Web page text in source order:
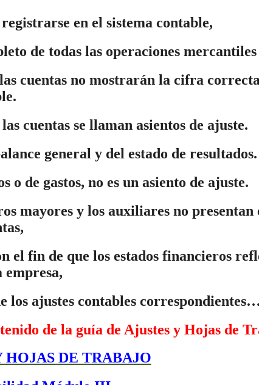
en el sistema contable,
de todas las operaciones
cuentas no mostrarán la cifra
cuentas se llaman asientos de ajuste.
general y del estado de resultados.
o de gastos, no es un asiento de ajuste.
mayores y los auxiliares no
el fin de que los estados financieros
empresa,
los ajustes contables
de la guía de Ajustes y Hojas de
DE TRABAJO